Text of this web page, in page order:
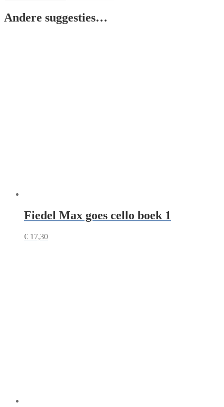
Andere suggesties…
Fiedel Max goes cello boek 1
€ 17,30